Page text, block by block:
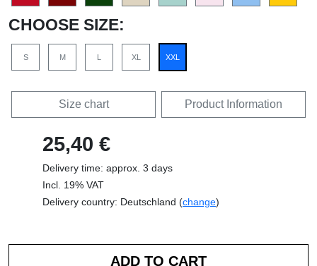
CHOOSE SIZE:
S M XL XXL
Size chart Product Information
25,40 €
Delivery time: approx. 3 days
Incl. 19% VAT
Delivery country: Deutschland (change)